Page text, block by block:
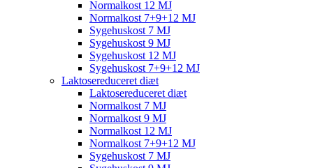
Normalkost 12 MJ
Normalkost 7+9+12 MJ
Sygehuskost 7 MJ
Sygehuskost 9 MJ
Sygehuskost 12 MJ
Sygehuskost 7+9+12 MJ
Laktosereduceret diæt
Laktosereduceret diæt
Normalkost 7 MJ
Normalkost 9 MJ
Normalkost 12 MJ
Normalkost 7+9+12 MJ
Sygehuskost 7 MJ